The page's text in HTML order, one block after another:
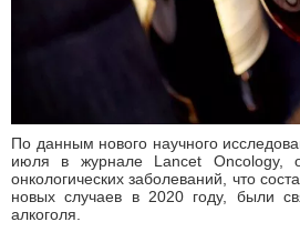
По данным нового научного
июля в журнале Lancet Oncology,
онкологических заболеваний, что
новых случаев в 2020 году, были
алкоголя.